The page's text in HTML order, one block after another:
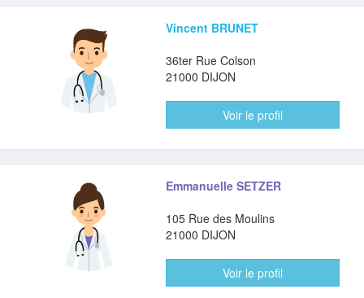
Vincent BRUNET
36ter Rue Colson
21000 DIJON
Voir le profil
Emmanuelle SETZER
105 Rue des Moulins
21000 DIJON
Voir le profil